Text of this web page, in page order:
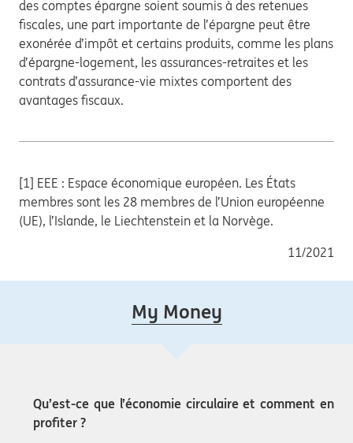
des comptes épargne soient soumis à des retenues
fiscales, une part importante de l’épargne peut être
exonérée d’impôt et certains produits, comme les plans
d’épargne-logement, les assurances-retraites et les
contrats d’assurance-vie mixtes comportent des
avantages fiscaux.
[1] EEE : Espace économique européen. Les États
membres sont les 28 membres de l’Union européenne
(UE), l’Islande, le Liechtenstein et la Norvège.
11/2021
My Money
Qu’est-ce que l’économie circulaire et comment en
profiter ?